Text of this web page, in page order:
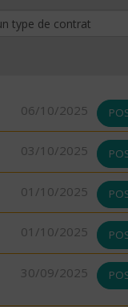
06/10/2025
03/10/2025
01/10/2025
01/10/2025
30/09/2025